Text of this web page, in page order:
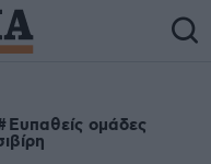
Ευπαθείς ομάδες